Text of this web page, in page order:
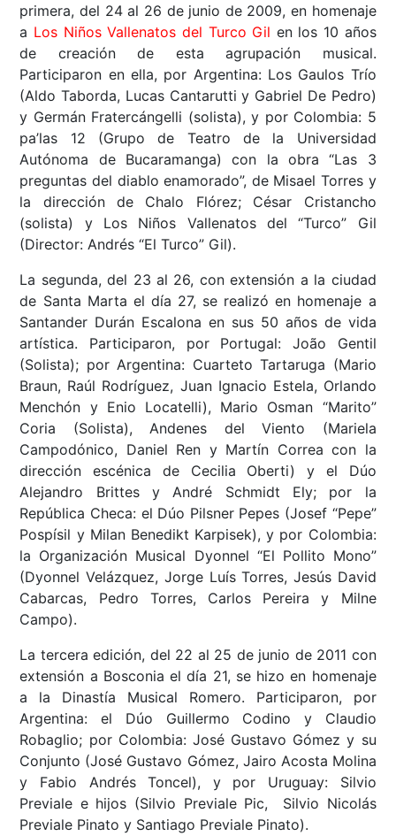
primera, del 24 al 26 de junio de 2009, en homenaje
a Los Niños Vallenatos del Turco Gil en los 10 años
de creación de esta agrupación musical.
Participaron en ella, por Argentina: Los Gaulos Trío
(Aldo Taborda, Lucas Cantarutti y Gabriel De Pedro)
y Germán Fratercángelli (solista), y por Colombia: 5
pa’las 12 (Grupo de Teatro de la Universidad
Autónoma de Bucaramanga) con la obra “Las 3
preguntas del diablo enamorado”, de Misael Torres y
la dirección de Chalo Flórez; César Cristancho
(solista) y Los Niños Vallenatos del “Turco” Gil
(Director: Andrés “El Turco” Gil).
La segunda, del 23 al 26, con extensión a la ciudad
de Santa Marta el día 27, se realizó en homenaje a
Santander Durán Escalona en sus 50 años de vida
artística. Participaron, por Portugal: João Gentil
(Solista); por Argentina: Cuarteto Tartaruga (Mario
Braun, Raúl Rodríguez, Juan Ignacio Estela, Orlando
Menchón y Enio Locatelli), Mario Osman “Marito”
Coria (Solista), Andenes del Viento (Mariela
Campodónico, Daniel Ren y Martín Correa con la
dirección escénica de Cecilia Oberti) y el Dúo
Alejandro Brittes y André Schmidt Ely; por la
República Checa: el Dúo Pilsner Pepes (Josef “Pepe”
Pospísil y Milan Benedikt Karpisek), y por Colombia:
la Organización Musical Dyonnel “El Pollito Mono”
(Dyonnel Velázquez, Jorge Luís Torres, Jesús David
Cabarcas, Pedro Torres, Carlos Pereira y Milne
Campo).
La tercera edición, del 22 al 25 de junio de 2011 con
extensión a Bosconia el día 21, se hizo en homenaje
a la Dinastía Musical Romero. Participaron, por
Argentina: el Dúo Guillermo Codino y Claudio
Robaglio; por Colombia: José Gustavo Gómez y su
Conjunto (José Gustavo Gómez, Jairo Acosta Molina
y Fabio Andrés Toncel), y por Uruguay: Silvio
Previale e hijos (Silvio Previale Pic, Silvio Nicolás
Previale Pinato y Santiago Previale Pinato).